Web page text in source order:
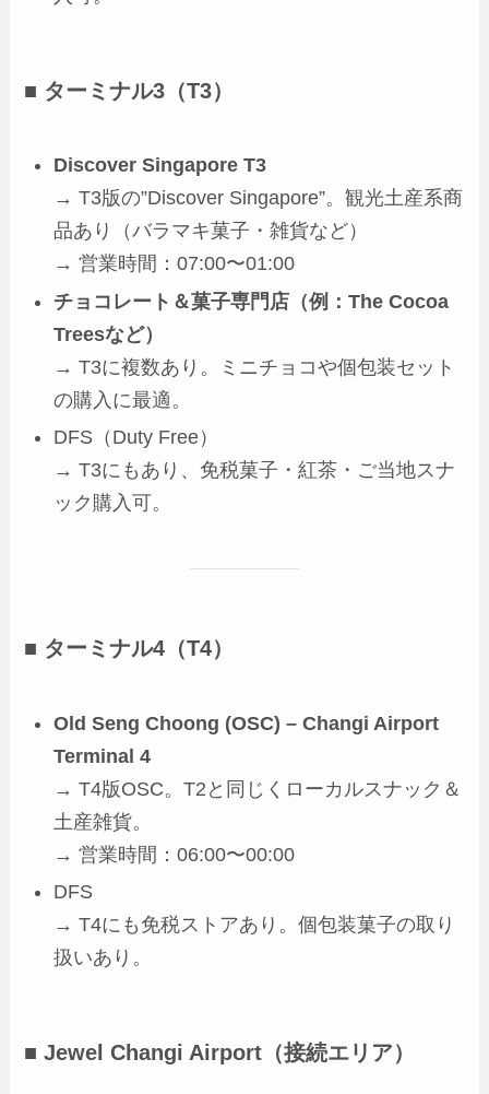
■ ターミナル3（T3）
Discover Singapore T3
→ T3版の”Discover Singapore”。観光土産系商
品あり（バラマキ菓子・雑貨など）
→ 営業時間：07:00〜01:00
チョコレート＆菓子専門店（例：The Cocoa
Treesなど）
→ T3に複数あり。ミニチョコや個包装セット
の購入に最適。
DFS（Duty Free）
→ T3にもあり、免税菓子・紅茶・ご当地スナ
ック購入可。
■ ターミナル4（T4）
Old Seng Choong (OSC) – Changi Airport
Terminal 4
→ T4版OSC。T2と同じくローカルスナック＆
土産雑貨。
→ 営業時間：06:00〜00:00
DFS
→ T4にも免税ストアあり。個包装菓子の取り
扱いあり。
■ Jewel Changi Airport（接続エリア）